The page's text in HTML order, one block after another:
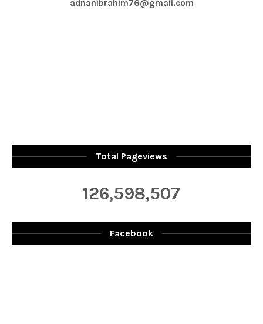
adnanibrahim76@gmail.com
Total Pageviews
126,598,507
Facebook